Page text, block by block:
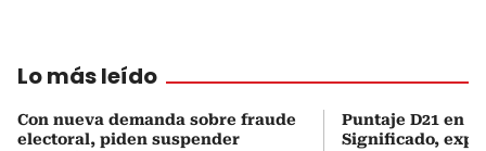
Lo más leído
Con nueva demanda sobre fraude
electoral, piden suspender
Puntaje D21 en
Significado,